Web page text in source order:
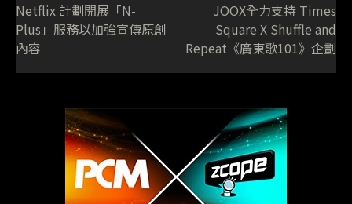
Netflix 計劃開展「N-
Plus」服務以加強宣傳原創
內容
JOOX全力支持 Times
Square X Shuffle and
Repeat《廣東歌101》企劃